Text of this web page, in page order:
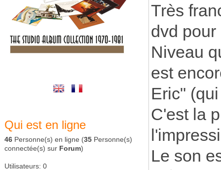
Qui est en ligne
46 Personne(s) en ligne (35 Personne(s)
connectée(s) sur Forum)
Utilisateurs: 0
Très
dvd
Niveau
est
Eric"
C'est la
Le son